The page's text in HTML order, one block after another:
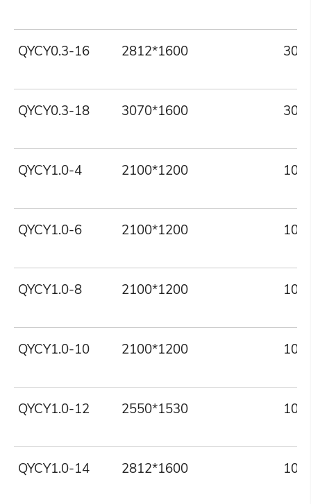
QYCY0.3-16 2812*1600 300
QYCY0.3-18 3070*1600 300
QYCY1.0-4 2100*1200
QYCY1.0-6 2100*1200
QYCY1.0-8 2100*1200
QYCY1.0-10 2100*1200
QYCY1.0-12 2550*1530
QYCY1.0-14 2812*1600